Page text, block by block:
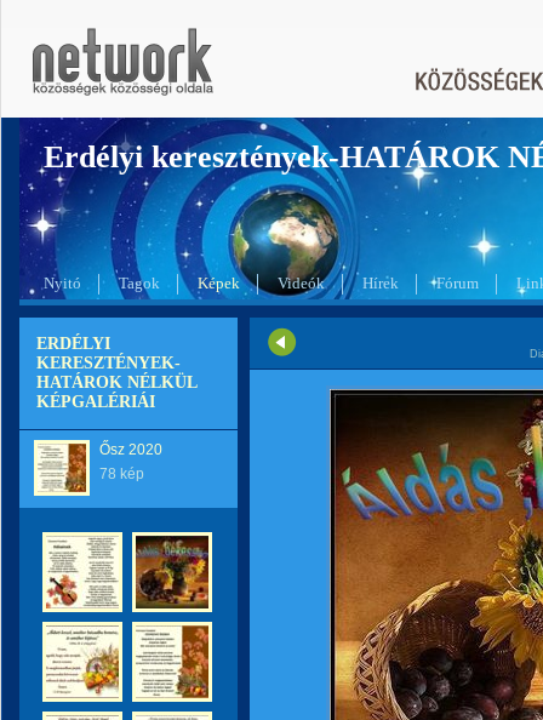
Erdélyi keresztények-HATÁROK
Nyitó Tagok Képek Videók Hírek Fórum
ERDÉLYI
KERESZTÉNYEK-
HATÁROK NÉLKÜL
KÉPGALÉRIÁI
Ősz 2020
78 kép